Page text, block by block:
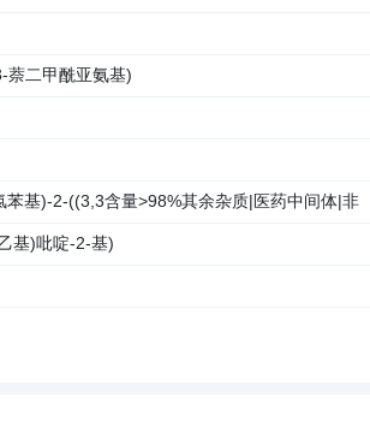
萘二甲酰亚氨基)
基)-2-((3,3含量>98%其余杂质|医药中间体|非
基)吡啶-2-基)